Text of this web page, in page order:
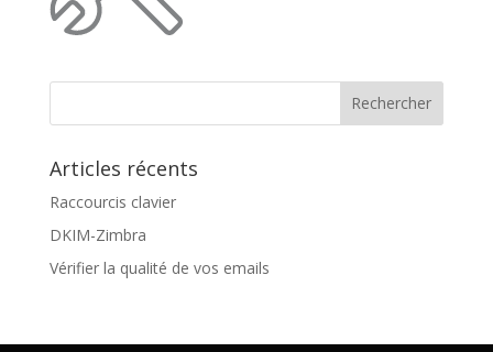
Articles récents
Raccourcis clavier
DKIM-Zimbra
Vérifier la qualité de vos emails